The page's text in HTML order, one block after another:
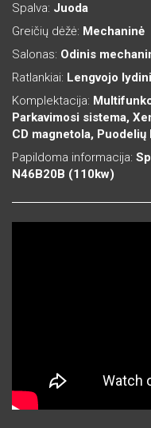
Spalva: Juoda
Greičių dėžė: Mechaninė
Salonas: Odinis
Ratlankiai: Lengvojo
Komplektacija:
Parkavimosi sistema,
CD magnetola, Puodelių
Papildoma informacija:
N46B20B (110kw)